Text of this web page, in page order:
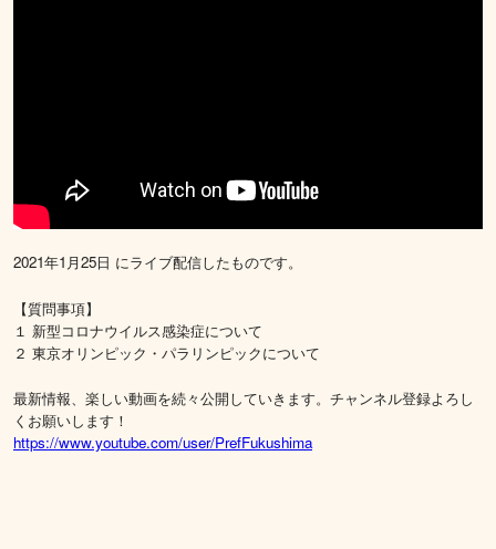
2021年1月25日 にライブ配信したものです。
【質問事項】
１ 新型コロナウイルス感染症について
２ 東京オリンピック・パラリンピックについて
最新情報、楽しい動画を続々公開していきます。チャンネル登録よろし
くお願いします！
https://www.youtube.com/user/PrefFukushima